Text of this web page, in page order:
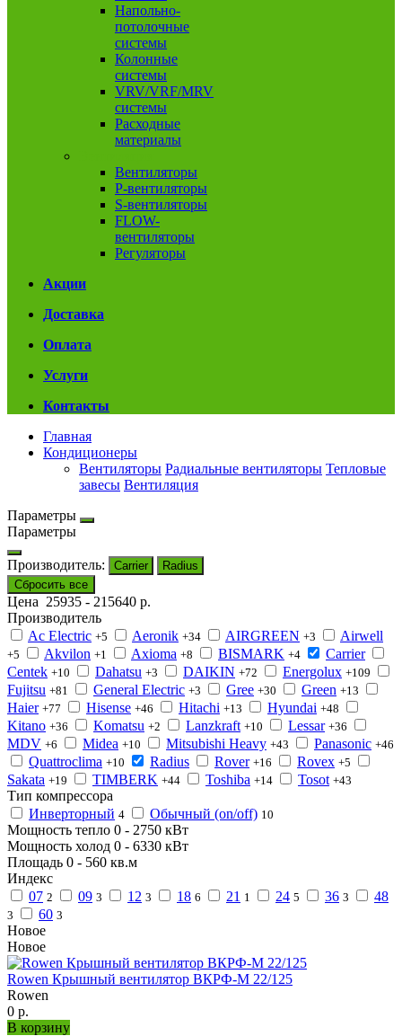
Напольно-
потолочные
системы
Колонные
системы
VRV/VRF/MRV
системы
Расходные
материалы
Вентиляторы
P-вентиляторы
S-вентиляторы
FLOW-
вентиляторы
Регуляторы
Акции
Доставка
Оплата
Услуги
Контакты
Главная
Кондиционеры
Вентиляторы Радиальные вентиляторы Тепловые
завесы Вентиляция
Параметры
Параметры
Производитель: Carrier
Radius
Сбросить все
Цена 25935 - 215640 р.
Производитель
Ac Electric +5 Aeronik +34 AIRGREEN +3 Airwell
+5 Akvilon +1 Axioma +8 BISMARK +4
Carrier
Centek +10 Dahatsu +3 DAIKIN +72 Energolux +109
Fujitsu +81 General Electric +3 Gree +30 Green +13
Haier +77 Hisense +46 Hitachi +13 Hyundai +48
Kitano +36 Komatsu +2 Lanzkraft +10 Lessar +36
MDV +6 Midea +10 Mitsubishi Heavy +43 Panasonic +46
Quattroclima +10 Radius Rover +16 Rovex +5
Sakata +19 TIMBERK +44 Toshiba +14 Tosot +43
Тип компрессора
Инверторный 4 Обычный (on/off) 10
Мощность тепло 0 - 2750 кВт
Мощность холод 0 - 6330 кВт
Площадь 0 - 560 кв.м
Индекс
07 2 09 3 12 3 18 6 21 1 24 5 36 3 48
3 60 3
Новое
Новое
Rowen Крышный вентилятор ВКРФ-М 22/125
Rowen
0 р.
В корзину